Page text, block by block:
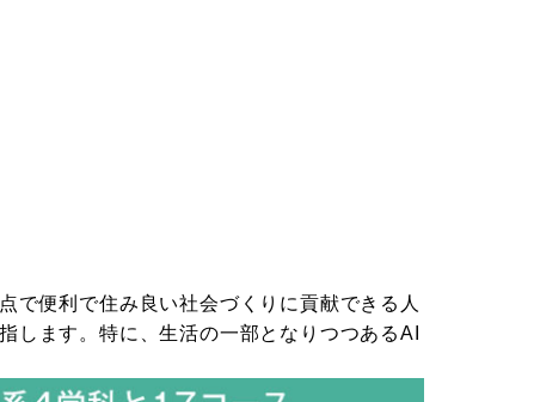
で便利で住み良い社会づくりに貢献できる人
します。特に、生活の一部となりつつあるAI